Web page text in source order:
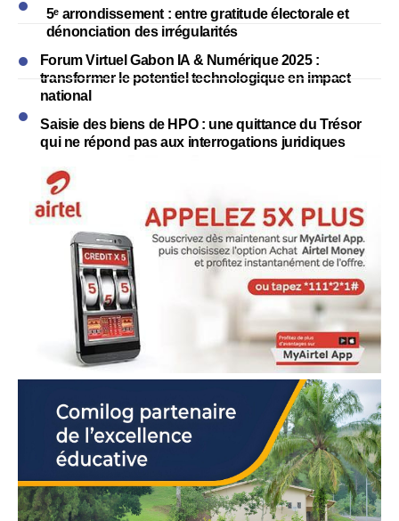
5ᵉ arrondissement : entre gratitude électorale et
dénonciation des irrégularités
Forum Virtuel Gabon IA & Numérique 2025 :
transformer le potentiel technologique en impact
national
Saisie des biens de HPO : une quittance du Trésor
qui ne répond pas aux interrogations juridiques